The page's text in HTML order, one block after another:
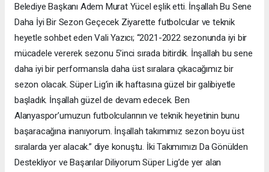
Belediye Başkanı Adem Murat Yücel eşlik etti. İnşallah Bu Sene
Daha İyi Bir Sezon Geçecek Ziyarette futbolcular ve teknik
heyetle sohbet eden Vali Yazıcı; “2021-2022 sezonunda iyi bir
mücadele vererek sezonu 5’inci sırada bitirdik. İnşallah bu sene
daha iyi bir performansla daha üst sıralara çıkacağımız bir
sezon olacak. Süper Lig’in ilk haftasına güzel bir galibiyetle
başladık. İnşallah güzel de devam edecek. Ben
Alanyaspor’umuzun futbolcularının ve teknik heyetinin bunu
başaracağına inanıyorum. İnşallah takımımız sezon boyu üst
sıralarda yer alacak.” diye konuştu. İki Takımımızı Da Gönülden
Destekliyor ve Başarılar Diliyorum Süper Lig’de yer alan